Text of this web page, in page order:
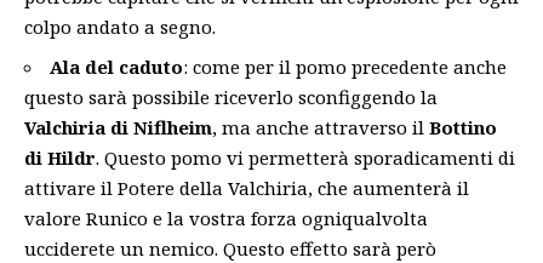
colpo andato a segno.
Ala del caduto: come per il pomo precedente anche
questo sarà possibile riceverlo sconfiggendo la
Valchiria di Niflheim, ma anche attraverso il Bottino
di Hildr. Questo pomo vi permetterà sporadicamenti di
attivare il Potere della Valchiria, che aumenterà il
valore Runico e la vostra forza ogniqualvolta
ucciderete un nemico. Questo effetto sarà però